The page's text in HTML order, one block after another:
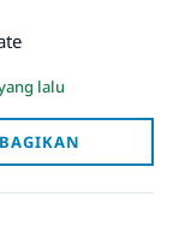
lalu
BAGIKAN